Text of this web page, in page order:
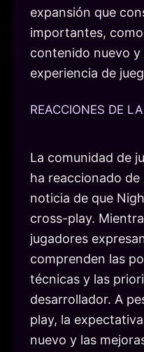
expansión que
importantes,
contenido nuevo y
experiencia de
REACCIONES DE
La comunidad de
ha reaccionado
noticia de que
cross-play.
jugadores
comprenden las
técnicas y las
desarrollador. A
play, la
nuevo y las